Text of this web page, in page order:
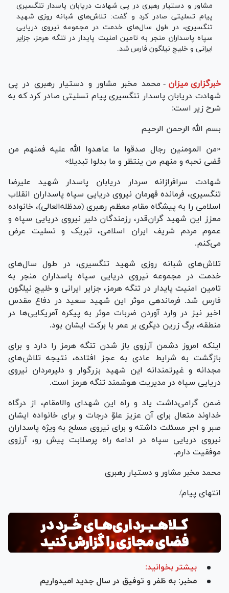
مشاور و دستیار رهبری در پی شهادت دریابان پاسدار تنگسیری
پیام تسلیتی صادر کرد و گفت: تلاش‌های شبانه روزی شهید
تنگسیری، در طول سال‌های خدمت در مجموعه نیروی دریایی
سپاه پاسداران منجر به تامین امنیت پایدار در تنگه هرمز، جزایر
ایرانی و خلیج نیلگون فارس شد.
خبرگزاری میزان - محمد مخبر مشاور و دستیار رهبری در پی
شهادت دریابان پاسدار تنگسیری پیام تسلیتی صادر کرد که به
شرح زیر است:
بسم الله الرحمن الرحیم
«من المومنین رجال صدقوا ما عاهدوا الله علیه فمنهم من
قضی نحبه و منهم من ینتظر و ما بدلوا تبدیلا»
شهادت سرافرازانه سردار دریابان پاسدار شهید علیرضا
تنگسیری، فرمانده قهرمان نیروی دریایی سپاه پاسداران انقلاب
اسلامی را به پیشگاه مقام معظم رهبری (مدظله‌العالی)، خانواده
معزز این شهید گران‌قدر، رزمندگان دلیر نیروی دریایی سپاه و
عموم مردم شریف ایران اسلامی، تبریک و تسلیت عرض
می‌کنم.
تلاش‌های شبانه روزی شهید تنگسیری، در طول سال‌های
خدمت در مجموعه نیروی دریایی سپاه پاسداران منجر به
تامین امنیت پایدار در تنگه هرمز، جزایر ایرانی و خلیج نیلگون
فارس شد. فرماندهی موثر این شهید سعید در دفاع مقدس
اخیر نیز در وارد آوردن ضربات موثر به پیکره آمریکایی‌ها در
منطقه، برگ زرین دیگری بر عمر با برکت ایشان بود.
اینکه امروز دشمن آرزوی باز شدن تنگه هرمز را دارد و برای
بازگشت به شرایط عادی به عجز افتاده، نتیجه تلاش‌های
مجدانه و غیرتمندانه این شهید بزرگوار و دلیرمردان نیروی
دریایی سپاه در مدیریت هوشمند تنگه هرمز است.
ضمن گرامی‌داشت یاد و راه این شهدای والامقام، از درگاه
خداوند متعال برای آن عزیز علوّ درجات و برای خانواده ایشان
صبر و اجر مسئلت داشته و برای نیروی مسلح به ویژه پاسداران
نیروی دریایی سپاه در ادامه راه پرصلابت پیش رو، آرزوی
موفقیت دارم.
محمد مخبر مشاور و دستیار رهبری
انتهای پیام/
بیشتر بخوانید:
مخبر: به ظفر و توفیق در سال جدید امیدواریم